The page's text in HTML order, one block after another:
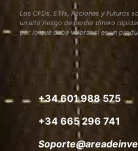
Los CFDs, ETfs, Acciones y Futuros
un alto riesgo de perder dinero
por lo que debe valorar si es un
+34 601 988 575
+34 665 296 741